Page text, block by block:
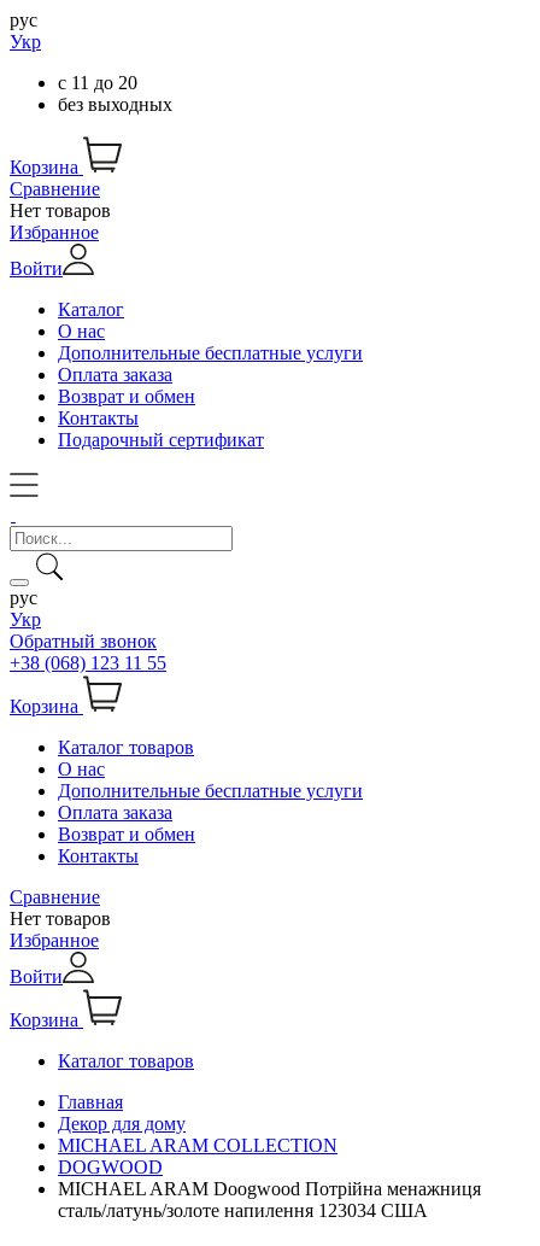
рус
Укр
с 11 до 20
без выходных
Корзина
Сравнение
Нет товаров
Избранное
Войти
Каталог
О нас
Дополнительные бесплатные услуги
Оплата заказа
Возврат и обмен
Контакты
Подарочный сертификат
рус
Укр
Обратный звонок
+38 (068) 123 11 55
Корзина
Каталог товаров
О нас
Дополнительные бесплатные услуги
Оплата заказа
Возврат и обмен
Контакты
Сравнение
Нет товаров
Избранное
Войти
Корзина
Каталог товаров
Главная
Декор для дому
MICHAEL ARAM COLLECTION
DOGWOOD
MICHAEL ARAM Doogwood Потрійна менажниця
сталь/латунь/золоте напилення 123034 США